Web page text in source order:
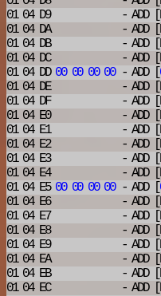
01 04 D9
- ADD
01 04 DA
- ADD
01 04 DB
- ADD
01 04 DC
- ADD
01 04 DD 00 00 00 00- ADD[
01 04 DE
- ADD
01 04 DF
- ADD
01 04 E0
- ADD
01 04 E1
- ADD
01 04 E2
- ADD
01 04 E3
- ADD
01 04 E4
- ADD
01 04 E5 00 00 00 00- ADD[
01 04 E6
- ADD
01 04 E7
- ADD
01 04 E8
- ADD
01 04 E9
- ADD
01 04 EA
- ADD
01 04 EB
- ADD
01 04 EC
- ADD